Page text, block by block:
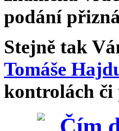
podání
Stejně tak
Tomáše
kontrolách či